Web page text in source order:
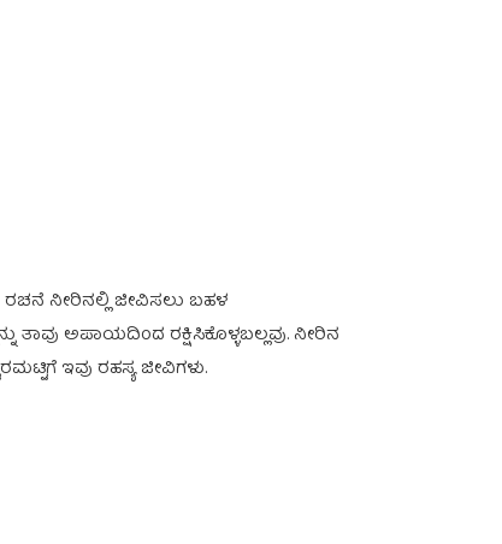
ರಚನೆ ನೀರಿನಲ್ಲಿ ಜೀವಿಸಲು ಬಹಳ
ತಾವು ಅಪಾಯದಿಂದ ರಕ್ಷಿಸಿಕೊಳ್ಳಬಲ್ಲವು. ನೀರಿನ
ಇವು ರಹಸ್ಯ ಜೀವಿಗಳು.